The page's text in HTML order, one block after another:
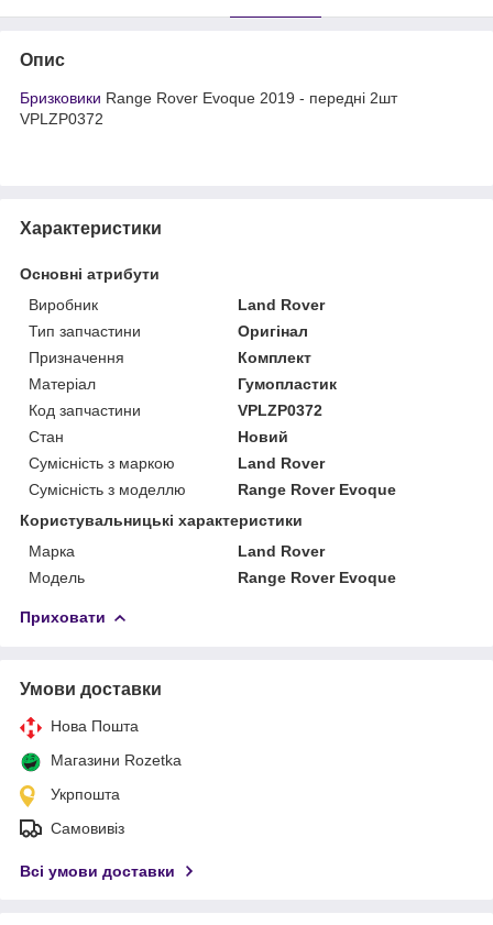
Опис
Бризковики Range Rover Evoque 2019 - передні 2шт
VPLZP0372
Характеристики
Основні атрибути
Виробник
Land Rover
Тип запчастини
Оригінал
Призначення
Комплект
Матеріал
Гумопластик
Код запчастини
VPLZP0372
Стан
Новий
Сумісність з маркою
Land Rover
Сумісність з моделлю
Range Rover Evoque
Користувальницькі характеристики
Марка
Land Rover
Модель
Range Rover Evoque
Приховати
Умови доставки
Нова Пошта
Магазини Rozetka
Укрпошта
Самовивіз
Всі умови доставки